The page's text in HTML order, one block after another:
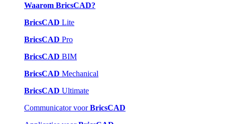
Waarom BricsCAD?
BricsCAD Lite
BricsCAD Pro
BricsCAD BIM
BricsCAD Mechanical
BricsCAD Ultimate
Communicator voorBricsCAD